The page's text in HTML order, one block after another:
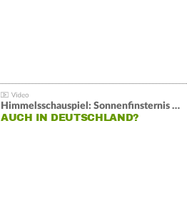
Himmelsschauspiel: Sonnenfinsternis über Spanien
AUCH IN DEUTSCHLAND?